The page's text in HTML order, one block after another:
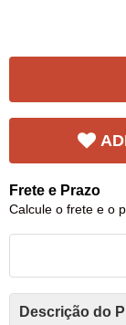
Frete e Prazo
Calcule o frete e o
Descrição do